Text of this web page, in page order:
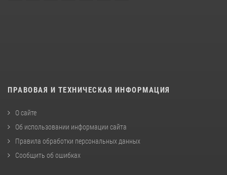
ПРАВОВАЯ И ТЕХНИЧЕСКАЯ ИНФОРМАЦИЯ
О сайте
Об использовании информации сайта
Правила обработки персональных данных
Сообщить об ошибках